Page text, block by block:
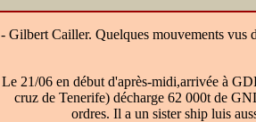
- Gilbert Cailler. Quelques mouvements vus
Le 21/06 en début d'après-midi,arrivée à
cruz de Tenerife) décharge 62 000t de
ordres. Il a un sister ship luis